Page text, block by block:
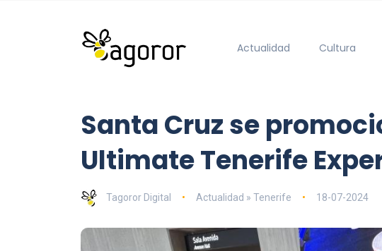
Actualidad Cultura
Santa Cruz se
Ultimate Tenerife
Tagoror Digital Actualidad » Tenerife 18-07-2024